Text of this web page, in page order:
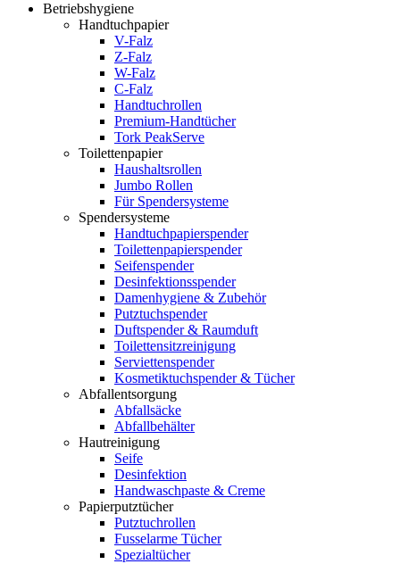
Betriebshygiene
Handtuchpapier
V-Falz
Z-Falz
W-Falz
C-Falz
Handtuchrollen
Premium-Handtücher
Tork PeakServe
Toilettenpapier
Haushaltsrollen
Jumbo Rollen
Für Spendersysteme
Spendersysteme
Handtuchpapierspender
Toilettenpapierspender
Seifenspender
Desinfektionsspender
Damenhygiene & Zubehör
Putztuchspender
Duftspender & Raumduft
Toilettensitzreinigung
Serviettenspender
Kosmetiktuchspender & Tücher
Abfallentsorgung
Abfallsäcke
Abfallbehälter
Hautreinigung
Seife
Desinfektion
Handwaschpaste & Creme
Papierputztücher
Putztuchrollen
Fusselarme Tücher
Spezialtücher